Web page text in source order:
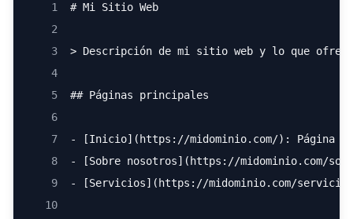
1
# Mi Sitio Web
2
3
> Descripción de mi sitio web y lo que
4
5
## Páginas principales
6
7
- [Inicio](https://midominio.com/): Página
8
- [Sobre nosotros](https://midominio.com/
9
- [Servicios](https://midominio.com/
10